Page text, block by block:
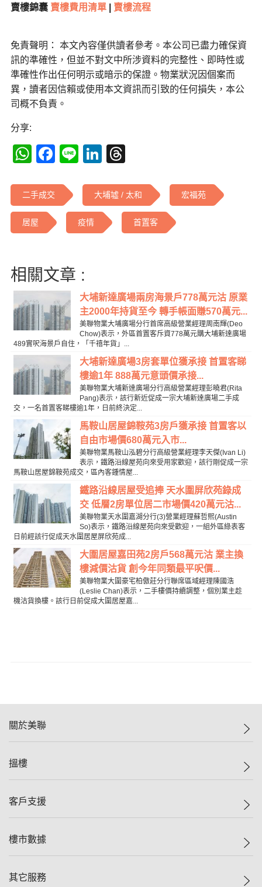
賣樓錦囊 賣樓費用清單| 賣樓流程
免責聲明： 本文內容僅供讀者參考。本公司已盡力確保資
訊的準確性，但並不對文中所涉資料的完整性、即時性或
準確性作出任何明示或暗示的保證。物業狀況因個案而
異，讀者因信賴或使用本文資訊而引致的任何損失，本公
司概不負責。
分享:
WhatsApp
Facebook
LineLinkedIn
二手成交 大埔墟 / 太和 宏福苑
居屋 疫情 首置客
相關文章 :
大埔新達廣場兩房海景戶778萬元沽 原業
主2000年持貨至今 轉手帳面賺570萬元...
美聯物業大埔廣場分行首席高級營業經理周南輝(Deo
Chow)表示，外區首置客斥資778萬元購大埔新達廣場
489實呎海景戶自住，「千禧年貨」...
大埔新達廣場3房套單位獲承接 首置客睇
樓逾1年 888萬元意頭價承接...
美聯物業大埔新達廣場分行高級營業經理彭曉君(Rita
Pang)表示，該行新近促成一宗大埔新達廣場二手成
交，一名首置客睇樓逾1年，日前終決定...
馬鞍山居屋錦鞍苑3房戶獲承接 首置客以
自由市場價680萬元入市...
美聯物業馬鞍山泓碧分行高級營業經理李天傑(Ivan Li)
表示，鐵路沿線屋苑向來受用家歡迎，該行剛促成一宗
馬鞍山居屋錦鞍苑成交，區內客鍾情屋...
鐵路沿線居屋受追捧 天水圍屏欣苑錄成
交 低層2房單位居二市場價420萬元沽...
美聯物業天水圍嘉湖分行(3)營業經理蘇哲熙(Austin
So)表示，鐵路沿線屋苑向來受歡迎，一組外區綠表客
日前經該行促成天水圍居屋屏欣苑成...
大圍居屋嘉田苑2房戶568萬元沽 業主換
樓減價沽貨 創今年同類最平呎價...
美聯物業大圍豪宅柏傲莊分行聯席區域經理陳國浩
(Leslie Chan)表示，二手樓價持續調整，個別業主趁
機沽貨換樓。該行日前促成大圍居屋嘉...
關於美聯
美聯集團
人才招募
搵樓
一手新盤
減價
美聯豪宅
客戶支援
自助放盤
查詢熱線
樓市數據
樓價指數
其它服務